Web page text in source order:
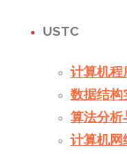
USTC
计算机程
数据结构
算法分析
计算机网